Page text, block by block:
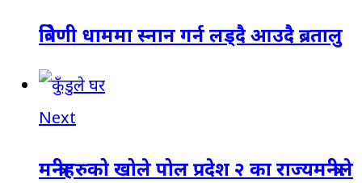
त्रिवेणी धाममा स्नान गर्न लड्दै आउदै ब्रतालु
Next
मन्त्रीहरुको खोले पोल प्रदेश २ का राज्यमन्त्रीले